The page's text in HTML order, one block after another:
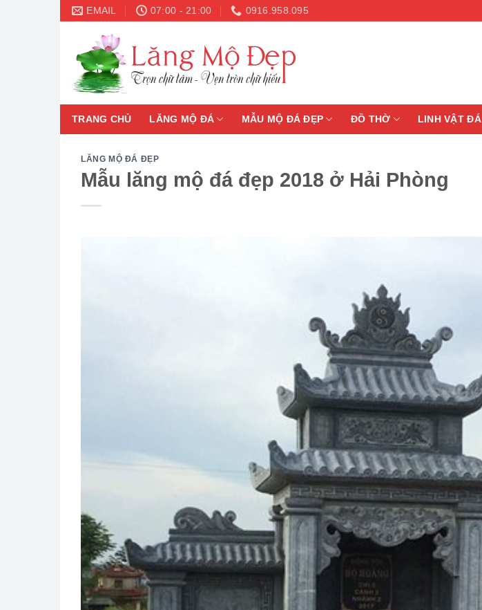
Skip
content
EMAIL 07:00 - 21:00 0916.958.095
TRANG CHỦ LĂNG MỘ ĐÁ MẪU MỘ ĐÁ ĐẸP ĐỒ THỜ LINH VẬT ĐÁ
LĂNG MỘ ĐÁ ĐẸP
Mẫu lăng mộ đá đẹp 2018 ở Hải Phòng